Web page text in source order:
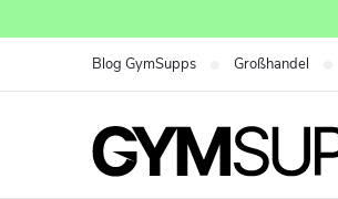
Inhalt
Blog GymSupps Großhandel